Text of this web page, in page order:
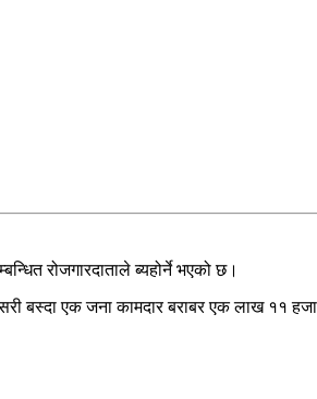
रोजगारदाताले ब्यहोर्ने भएको छ।
बस्दा एक जना कामदार बराबर एक लाख ११